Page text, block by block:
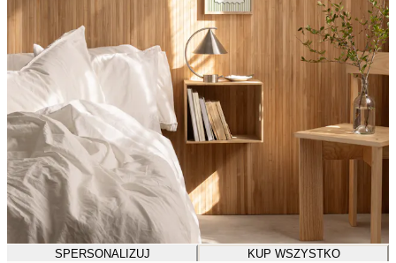
SPERSONALIZUJ KUP WSZYSTKO